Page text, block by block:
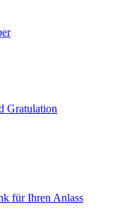
Gratulation
für Ihren Anlass